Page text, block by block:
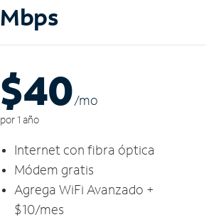
Mbps
$40/mo
por 1 año
Internet con fibra óptica
Módem gratis
Agrega WiFi Avanzado +
$10/mes